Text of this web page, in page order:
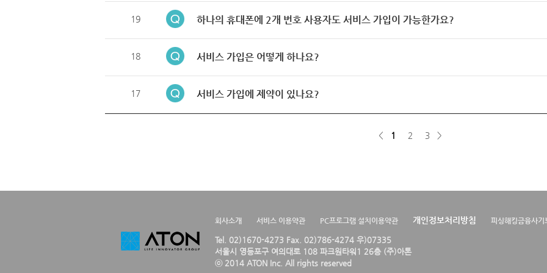
19 하나의 휴대폰에 2개 번호 사용자도 서비스 가입이 가능한가요?
18 서비스 가입은 어떻게 하나요?
17 서비스 가입에 제약이 있나요?
< 1 2 3 >
회사소개 서비스 이용약관 PC프로그램 설치이용약관 개인정보처리방침 피싱해킹금융사기
Tel. 02)1670-4273 Fax. 02)786-4274 우)07335
서울시 영등포구 여의대로 108 파크원타워1 26층 (주)아톤
ⓒ 2014 ATON Inc. All rights reserved